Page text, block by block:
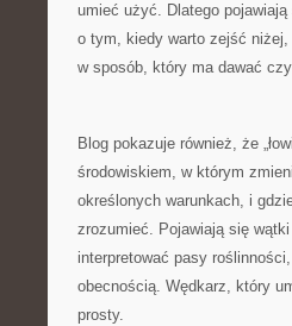
umieć użyć. Dlatego
o tym, kiedy warto zejść
w sposób, który ma dawać
Blog pokazuje również, że
środowiskiem, w którym
określonych warunkach, i
zrozumieć. Pojawiają się
interpretować pasy
obecnością. Wędkarz, który
prosty.